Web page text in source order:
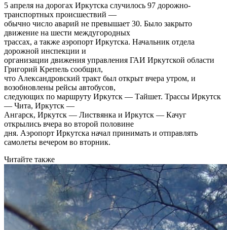
5 апреля на дорогах Иркутска случилось 97 дорожно-
транспортных происшествий —
обычно число аварий не превышает 30. Было закрыто
движение на шести междугородных
трассах, а также аэропорт Иркутска. Начальник отдела
дорожной инспекции и
организации движения управления ГАИ Иркутской области
Григорий Крепель сообщил,
что Александровский тракт был открыт вчера утром, и
возобновлены рейсы автобусов,
следующих по маршруту Иркутск — Тайшет. Трассы Иркутск
— Чита, Иркутск —
Ангарск, Иркутск — Листвянка и Иркутск — Качуг
открылись вчера во второй половине
дня. Аэропорт Иркутска начал принимать и отправлять
самолеты вечером во вторник.
Читайте также